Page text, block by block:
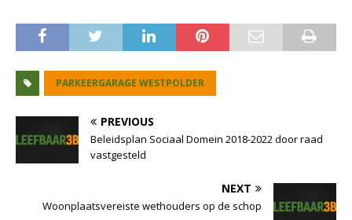
PARKEERGARAGE WESTPOLDER
PREVIOUS
Beleidsplan Sociaal Domein 2018-2022 door raad
vastgesteld
NEXT
Woonplaatsvereiste wethouders op de schop